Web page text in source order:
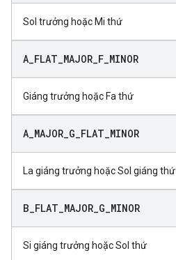
Sol trưởng hoặc Mi thứ
A FLAT MAJOR F MINOR
Giáng trưởng hoặc Fa thứ
A MAJOR G FLAT MINOR
La giáng trưởng hoặc Sol giáng thứ
B FLAT MAJOR G MINOR
Si giáng trưởng hoặc Sol thứ